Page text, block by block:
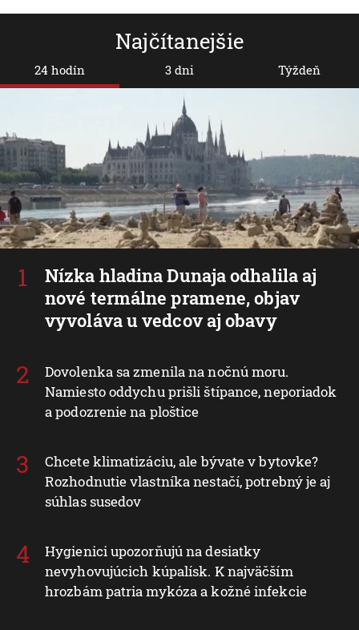
Najčítanejšie
24 hodín
Nízka hladina Dunaja odhalila aj
nové termálne pramene, objav
vyvoláva u vedcov aj obavy
Dovolenka sa zmenila na nočnú moru.
Namiesto oddychu prišli štípance, neporiadok
a podozrenie na ploštice
Chcete klimatizáciu, ale bývate v bytovke?
Rozhodnutie vlastníka nestačí, potrebný je aj
súhlas susedov
Hygienici upozorňujú na desiatky
nevyhovujúcich kúpalísk. K najväčším
hrozbám patria mykóza a kožné infekcie
3 dni Týždeň